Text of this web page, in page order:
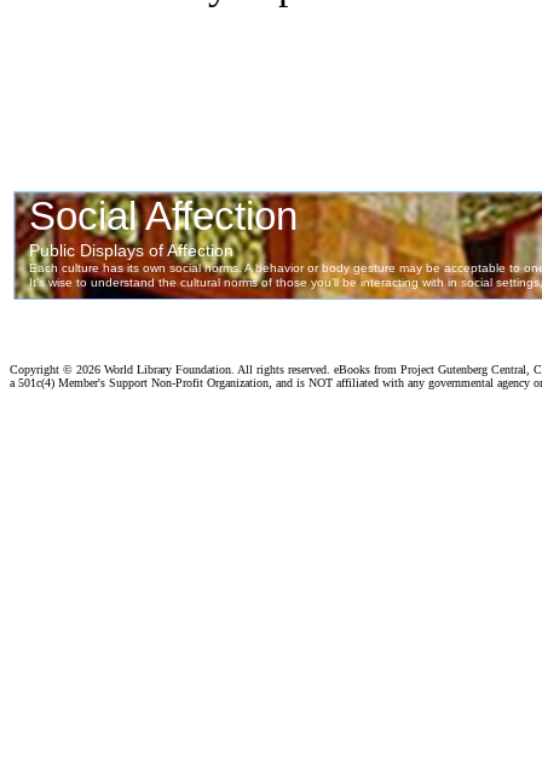
Copyright © 2026 World Library Foundation. All rights reserved. eBooks from Project Gutenberg Central,
a 501c(4) Member's Support Non-Profit Organization, and is NOT affiliated with any governmental agency